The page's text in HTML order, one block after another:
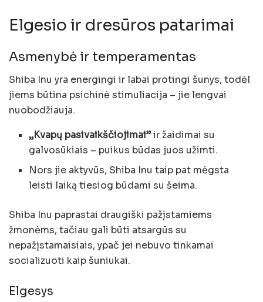
Elgesio ir dresūros patarimai
Asmenybė ir temperamentas
Shiba Inu yra energingi ir labai protingi šunys, todėl
jiems būtina psichinė stimuliacija – jie lengvai
nuobodžiauja.
„Kvapų pasivaikščiojimai”ir žaidimai su
galvosūkiais – puikus būdas juos užimti.
Nors jie aktyvūs, Shiba Inu taip pat mėgsta
leisti laiką tiesiog būdami su šeima.
Shiba Inu paprastai draugiški pažįstamiems
žmonėms, tačiau gali būti atsargūs su
nepažįstamaisiais, ypač jei nebuvo tinkamai
socializuoti kaip šuniukai.
Elgesys